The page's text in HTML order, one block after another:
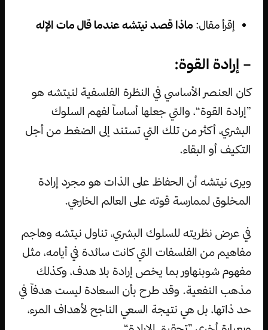
إقرأ مقال: ماذا قصد نيتشه عندما قال مات الإله
– إرادة القوة:
كان العنصر الأساسي في النظرة الفلسفية لنيتشه هو
”إرادة القوة“، والتي جعلها أساساً لفهم السلوك
البشري، أكثر من تلك التي تستند إلى الضغط من أجل
التكيف أو البقاء.
ويرى نيتشه أن الحفاظ على الذات هو مجرد إرادة
المخلوق لممارسة قوته على العالم الخارجي.
في عرض نظريته للسلوك البشري، تناول نيتشه وهاجم
مفاهيم من الفلسفات التي كانت سائدة في أيامه، مثل
مفهوم شوبنهاور بما يخص إرادة بلا هدف، وكذلك
مذهب النفعية. وقد طرح بأن السعادة ليست هدفاً في
حد ذاتها، بل هي نتيجة السعي الناجح لأهداف المرء،